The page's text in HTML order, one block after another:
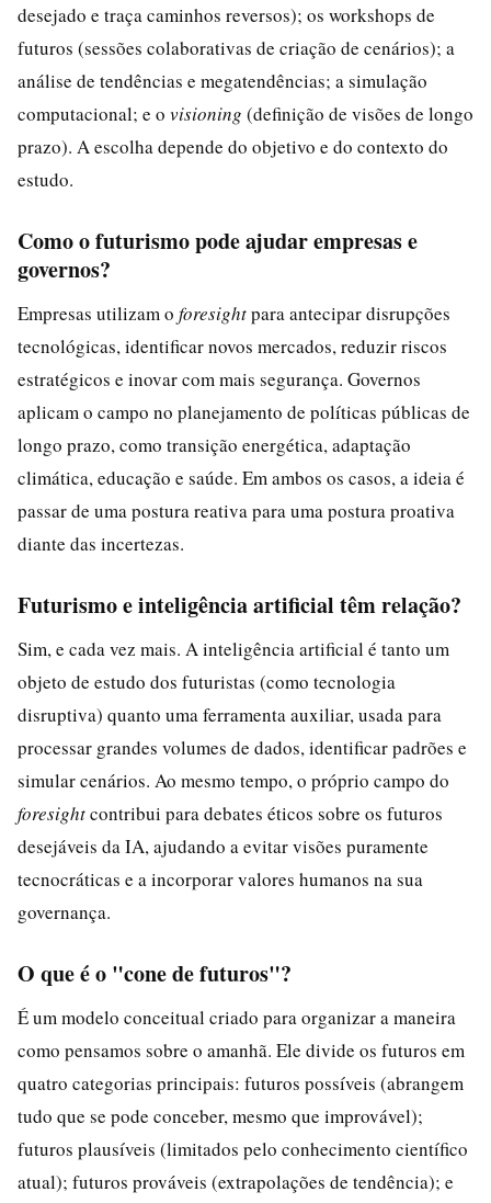
desejado e traça caminhos reversos); os workshops de
futuros (sessões colaborativas de criação de cenários); a
análise de tendências e megatendências; a simulação
computacional; e o visioning (definição de visões de longo
prazo). A escolha depende do objetivo e do contexto do
estudo.
Como o futurismo pode ajudar empresas e
governos?
Empresas utilizam o foresightpara antecipar disrupções
tecnológicas, identificar novos mercados, reduzir riscos
estratégicos e inovar com mais segurança. Governos
aplicam o campo no planejamento de políticas públicas de
longo prazo, como transição energética, adaptação
climática, educação e saúde. Em ambos os casos, a ideia é
passar de uma postura reativa para uma postura proativa
diante das incertezas.
Futurismo e inteligência artificial têm relação?
Sim, e cada vez mais. A inteligência artificial é tanto um
objeto de estudo dos futuristas (como tecnologia
disruptiva) quanto uma ferramenta auxiliar, usada para
processar grandes volumes de dados, identificar padrões e
simular cenários. Ao mesmo tempo, o próprio campo do
foresightcontribui para debates éticos sobre os futuros
desejáveis da IA, ajudando a evitar visões puramente
tecnocráticas e a incorporar valores humanos na sua
governança.
O que é o "cone de futuros"?
É um modelo conceitual criado para organizar a maneira
como pensamos sobre o amanhã. Ele divide os futuros em
quatro categorias principais: futuros possíveis (abrangem
tudo que se pode conceber, mesmo que improvável);
futuros plausíveis (limitados pelo conhecimento científico
atual); futuros prováveis (extrapolações de tendência); e